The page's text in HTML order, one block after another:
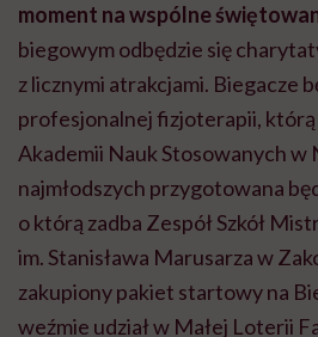
moment nawspólne
biegowym odbędzie się
z licznymi atrakcjami. Biegacze
profesjonalnej fizjoterapii, którą
Akademii Nauk Stosowanych w
najmłodszych przygotowana
o którą zadba Zespół Szkół
im. Stanisława Marusarza w
zakupiony pakiet startowy na
weźmie udział w Małej Loterii